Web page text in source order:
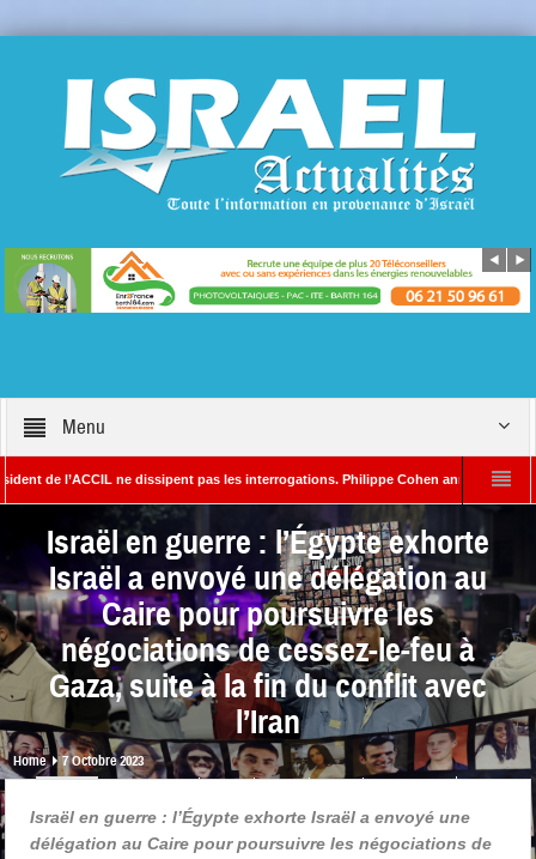
Menu
ne dissipent pas les interrogations. Philippe Cohen annonce se réserver
– Rédacteur en chef d’Israël Actualités L’Iran menace de frapper
Israël en guerre : l’Égypte exhorte
Israël a envoyé une délégation au
Caire pour poursuivre les
négociations de cessez-le-feu à
Gaza, suite à la fin du conflit avec
l’Iran
Home 7 Octobre 2023
Israël en guerre : l’Égypte exhorte Israël a envoyé une
délégation au Caire pour poursuivre les négociations de